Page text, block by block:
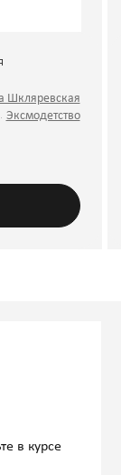
Шкляревская
Эксмодетство
в курсе